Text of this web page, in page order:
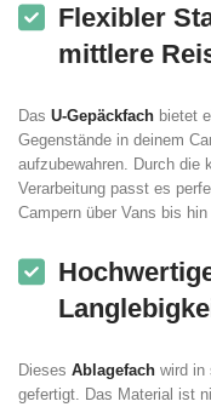
Flexibler
mittlere
Das U-Gepäckfach bietet
Gegenstände in deinem
aufzubewahren. Durch die
Verarbeitung passt es
Campern über Vans bis hin
Dieses Ablagefach wird in
gefertigt. Das Material ist